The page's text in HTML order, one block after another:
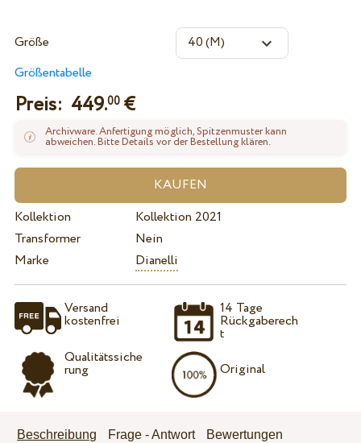
Größe
Größentabelle
Preis: 449.00€
Archivware. Anfertigung möglich, Spitzenmuster kann
abweichen. Bitte Details vor der Bestellung klären.
Kollektion
Kollektion 2021
Transformer
Nein
Marke
Dianelli
Versand
kostenfrei
Qualitätssiche
rung
14 Tage
Rückgaberech
t
Original
Beschreibung Frage - Antwort Bewertungen